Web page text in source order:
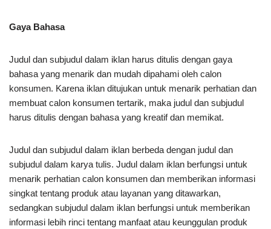
Gaya Bahasa
Judul dan subjudul dalam iklan harus ditulis dengan gaya
bahasa yang menarik dan mudah dipahami oleh calon
konsumen. Karena iklan ditujukan untuk menarik perhatian dan
membuat calon konsumen tertarik, maka judul dan subjudul
harus ditulis dengan bahasa yang kreatif dan memikat.
Judul dan subjudul dalam iklan berbeda dengan judul dan
subjudul dalam karya tulis. Judul dalam iklan berfungsi untuk
menarik perhatian calon konsumen dan memberikan informasi
singkat tentang produk atau layanan yang ditawarkan,
sedangkan subjudul dalam iklan berfungsi untuk memberikan
informasi lebih rinci tentang manfaat atau keunggulan produk